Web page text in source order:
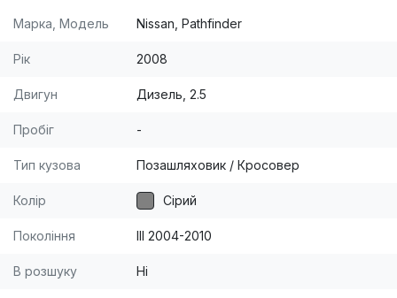
Марка, Модель Nissan, Pathfinder
Рік 2008
Двигун Дизель, 2.5
Пробіг -
Тип кузова Позашляховик / Кросовер
Колір Сірий
Покоління III 2004-2010
В розшуку Ні